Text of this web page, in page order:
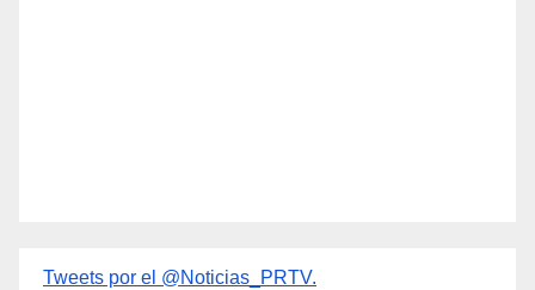
Tweets por el @Noticias_PRTV.